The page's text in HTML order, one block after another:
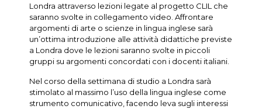
Londra attraverso lezioni legate al progetto CLIL che
saranno svolte in collegamento video. Affrontare
argomenti di arte o scienze in lingua inglese sarà
un’ottima introduzione alle attività didattiche previste
a Londra dove le lezioni saranno svolte in piccoli
gruppi su argomenti concordati con i docenti italiani.
Nel corso della settimana di studio a Londra sarà
stimolato al massimo l’uso della lingua inglese come
strumento comunicativo, facendo leva sugli interessi